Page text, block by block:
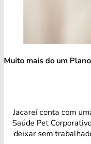
Muito mais do um
Jacareí conta com
Saúde Pet
deixar sem